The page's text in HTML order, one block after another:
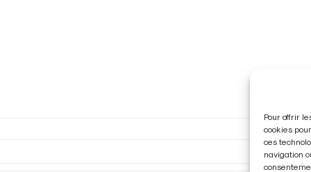
Pour offrir
cookies
ces
navigation